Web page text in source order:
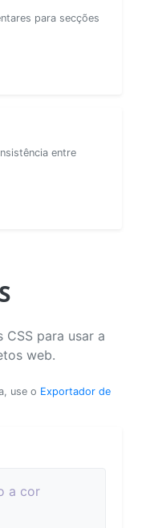
para secções
entre
para usar a
web.
use o Exportador de
a cor